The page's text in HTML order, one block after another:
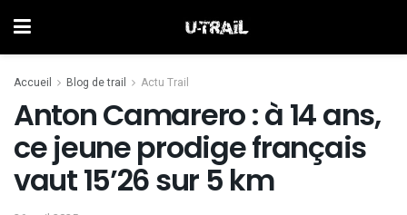
Accueil Blog de trail Actu Trail
Anton Camarero : à 14 ans,
ce jeune prodige français
vaut 15’26 sur 5 km